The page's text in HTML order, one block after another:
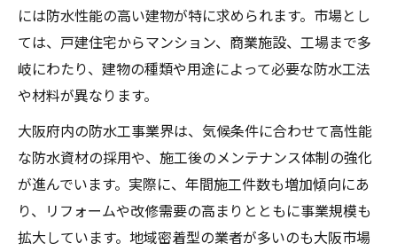
には防水性能の高い建物が特に求められます。市場とし
ては、戸建住宅からマンション、商業施設、工場まで多
岐にわたり、建物の種類や用途によって必要な防水工法
や材料が異なります。
大阪府内の防水工事業界は、気候条件に合わせて高性能
な防水資材の採用や、施工後のメンテナンス体制の強化
が進んでいます。実際に、年間施工件数も増加傾向にあ
り、リフォームや改修需要の高まりとともに事業規模も
拡大しています。地域密着型の業者が多いのも大阪市場